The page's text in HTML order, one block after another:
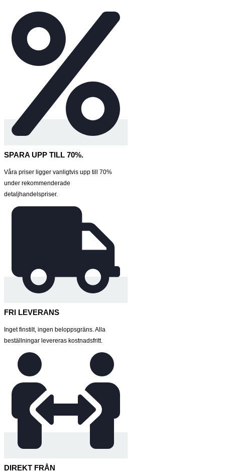
SPARA UPP TILL 70%.
Våra priser ligger vanligtvis upp till 70%
under rekommenderade
detaljhandelspriser.
FRI LEVERANS
Inget finstilt, ingen beloppsgräns. Alla
beställningar levereras kostnadsfritt.
DIREKT FRÅN